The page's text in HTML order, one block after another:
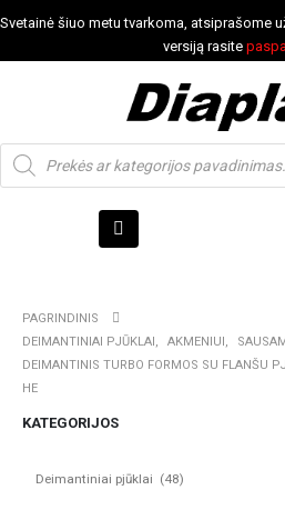
Svetainė šiuo metu tvarkoma, atsiprašome
versiją rasite
PAGRINDINIS
DEIMANTINIAI PJŪKLAI , AKMENIUI ,
DEIMANTINIS TURBO FORMOS SU FLANŠU
HE
KATEGORIJOS